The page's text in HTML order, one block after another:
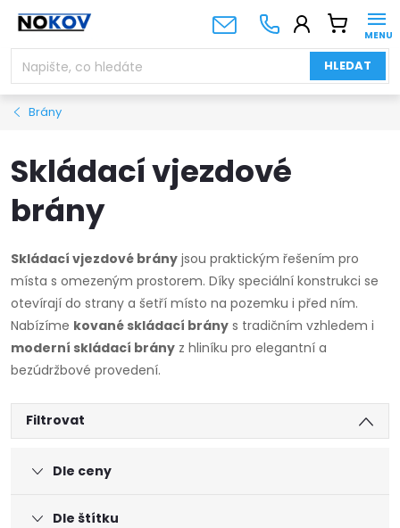
Přejít
obsah
HLEDAT
NÁKUPNÍ
KOŠÍK
Brány
Skládací vjezdové
brány
Skládací vjezdové brány jsou praktickým řešením pro
místa s omezeným prostorem. Díky speciální konstrukci se
otevírají do strany a šetří místo na pozemku i před ním.
Nabízíme kované skládací brány s tradičním vzhledem i
moderní skládací brány z hliníku pro elegantní a
bezúdržbové provedení.
Filtrovat
Dle ceny
Dle štítku